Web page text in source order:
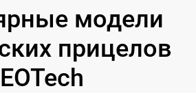
модели
прицелов
EOTech